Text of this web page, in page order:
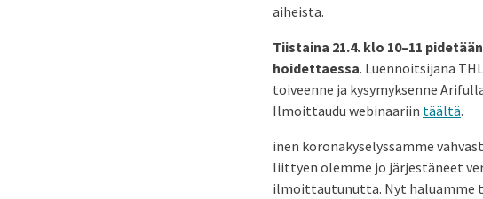
aiheista.
Tiistaina 21.4. klo 10–11
hoidettaessa. Luennoitsijana
toiveenne ja kysymyksenne
Ilmoittaudu webinaariin täältä.
inen koronakyselyssämme
liittyen olemme jo järjestäneet
ilmoittautunutta. Nyt haluamme